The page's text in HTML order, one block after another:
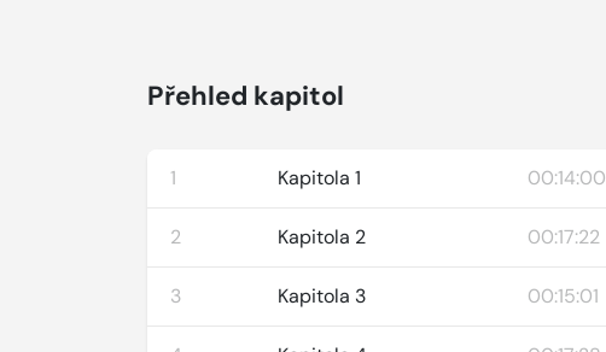
Přehled kapitol
1 Kapitola 1 00:14:00
2 Kapitola 2 00:17:22
3 Kapitola 3 00:15:01